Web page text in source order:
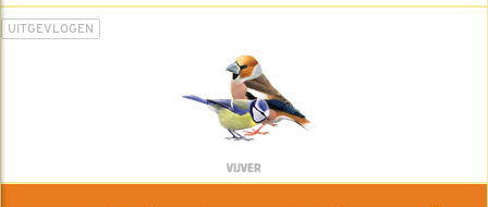
UITGEVLOGEN
VIJVER